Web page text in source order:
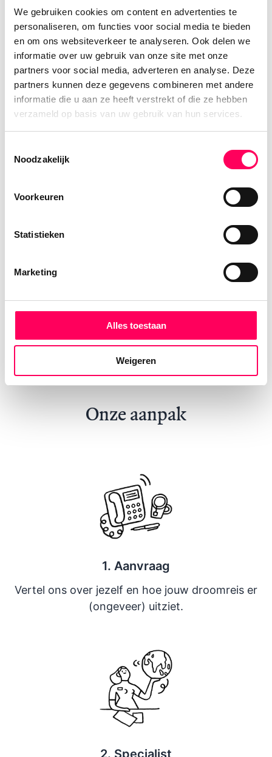
We gebruiken cookies om content en advertenties te
personaliseren, om functies voor social media te bieden
en om ons websiteverkeer te analyseren. Ook delen we
informatie over uw gebruik van onze site met onze
partners voor social media, adverteren en analyse. Deze
partners kunnen deze gegevens combineren met andere
informatie die u aan ze heeft verstrekt of die ze hebben
verzameld op basis van uw gebruik van hun services.
Noodzakelijk
Voorkeuren
Statistieken
Marketing
Alles toestaan
Weigeren
Marleen Cok
Reisspecialist
Azië blijft voor mij het meest bijzondere
continent om te ontdekken, met de
vriendelijke mensen, diversiteit aan
culturen, overheerlijk eten en de vaak
overweldigende mooie natuur. Wat reizen
zo fijn maakt, zijn de ontmoetingen en de
een boerenfamilie tot zwemmen in een
Alle artikelen
Bekijk alle rondreizen in Vietnam
Onze aanpak
1. Aanvraag
Vertel ons over jezelf en hoe jouw droomreis er
(ongeveer) uitziet.